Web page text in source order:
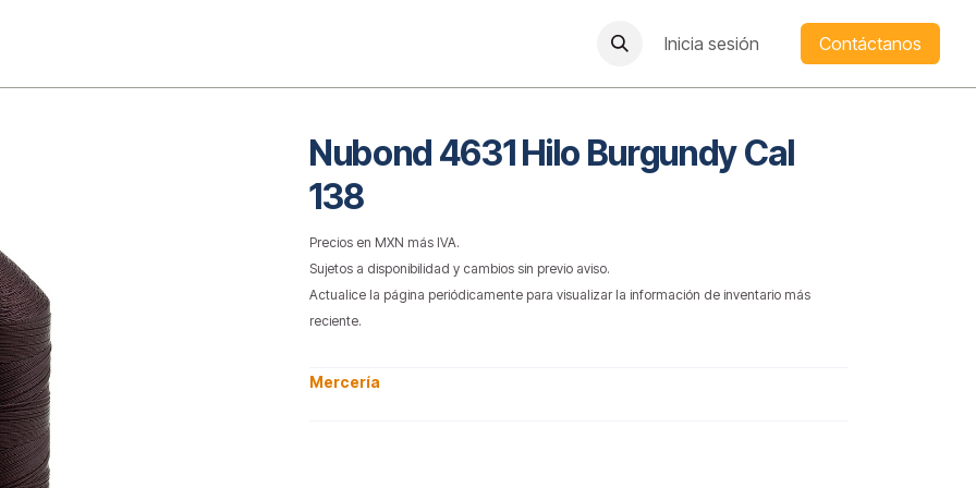
Inicia sesión Contáctanos
Nubond 4631 Hilo Burgundy Cal
138
Precios en MXN más IVA.
Sujetos a disponibilidad y cambios sin previo aviso.
Actualice la página periódicamente para visualizar la información de inventario más
reciente.
Mercería